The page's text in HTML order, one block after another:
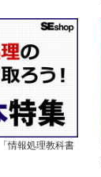
情報処理教科書